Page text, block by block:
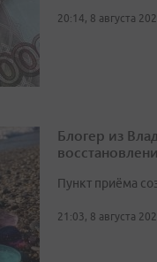
20:14, 8 августа
Блогер из
Пункт приёма
21:03, 8 августа